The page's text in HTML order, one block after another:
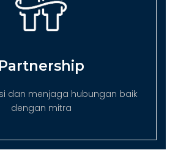
Partnership
dan menjaga hubungan baik
dengan mitra